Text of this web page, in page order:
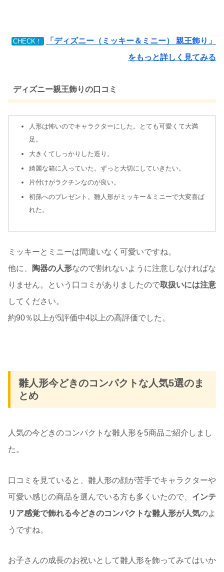
CHECK！
「ディズニー（ミッキー＆ミニー） 親王飾り」
をもっと詳しく見てみる
ディズニー親王飾りの口コミ
人形は怖いのでキャラクターにした。とても可愛くて大満
足。
大きくてしっかりした造り。
綺麗な箱に入っていた。ずっと大切にしていきたい。
片付けがラクチンなのが良い。
初孫へのプレゼント。雛人形がミッキー＆ミニーで大変喜ば
れた。
ミッキーとミニーは間違いなく可愛いですね。
他に、
陶器の人形なので割れないように注意しなければな
りません。という口コミがありましたので取扱いには注意
してください。
約90％以上が5評価中4以上の高評価でした。
雛人形今どきのコンパクトな人気5選のま
とめ
人気の今どきのコンパクトな雛人形を5商品ご紹介しまし
た。
口コミを見ていると、雛人形の顔が苦手でキャラクターや
可愛い感じの商品を選んでいる方も多くいたので、 インテ
リア感覚で飾れる今どきのコンパクトな雛人形が人気のよ
うですね。
お子さんの成長のお祝いとして雛人形を飾ってみてはいか